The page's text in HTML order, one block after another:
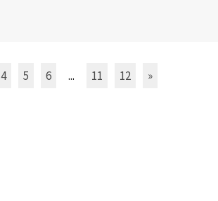
4 5 6 ... 11 12 »